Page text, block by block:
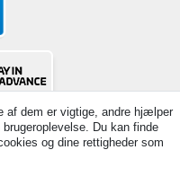
af dem er vigtige, andre hjælper
Du kan finde
og dine rettigheder som